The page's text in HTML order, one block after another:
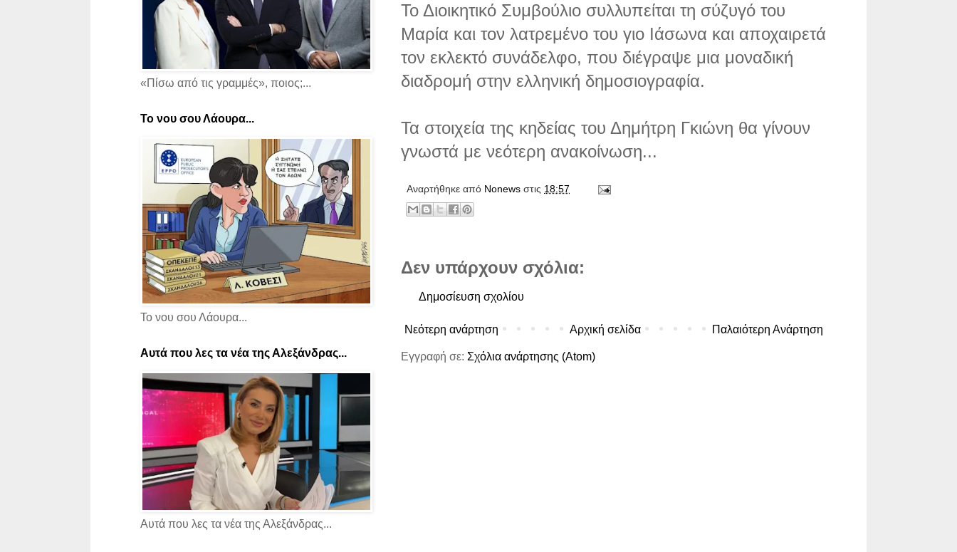
Το Διοικητικό Συμβούλιο συλλυπείται τη σύζυγό του
Μαρία και τον λατρεμένο του γιο Ιάσωνα και αποχαιρετά
τον εκλεκτό συνάδελφο, που διέγραψε μια μοναδική
διαδρομή στην ελληνική δημοσιογραφία.
Τα στοιχεία της κηδείας του Δημήτρη Γκιώνη θα γίνουν
γνωστά με νεότερη ανακοίνωση...
Αναρτήθηκε από Νonews στις 18:57
Δεν υπάρχουν σχόλια:
Δημοσίευση σχολίου
Νεότερη ανάρτηση Παλαιότερη Ανάρτηση
Αρχική σελίδα
Εγγραφή σε: Σχόλια ανάρτησης (Atom)
«Πίσω από τις γραμμές», ποιος;...
Το νου σου Λάουρα...
Το νου σου Λάουρα...
Αυτά που λες τα νέα της Αλεξάνδρας...
Αυτά που λες τα νέα της Αλεξάνδρας...